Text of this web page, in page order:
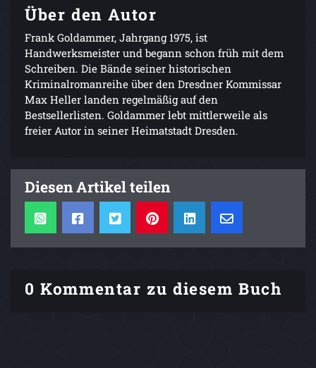
Über den Autor
Frank Goldammer, Jahrgang 1975, ist
Handwerksmeister und begann schon früh mit dem
Schreiben. Die Bände seiner historischen
Kriminalromanreihe über den Dresdner Kommissar
Max Heller landen regelmäßig auf den
Bestsellerlisten. Goldammer lebt mittlerweile als
freier Autor in seiner Heimatstadt Dresden.
Diesen Artikel teilen
0 Kommentar zu diesem Buch